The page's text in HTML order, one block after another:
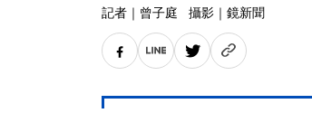
記者 ｜ 曾子庭 攝影 ｜ 鏡新聞